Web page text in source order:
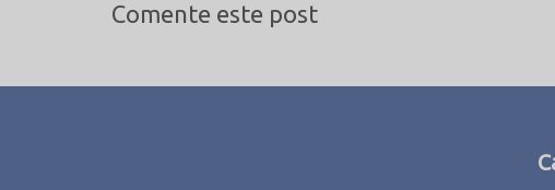
Comente este post